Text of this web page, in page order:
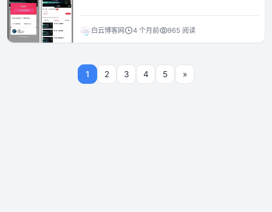
白云博客网 4 个月前 965 阅读
1 2 3 4 5 »